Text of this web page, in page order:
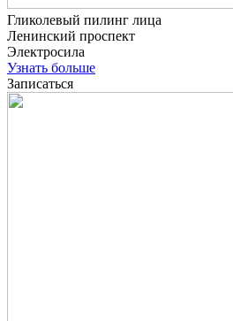
Гликолевый пилинг лица
Ленинский проспект
Электросила
Узнать больше
Записаться